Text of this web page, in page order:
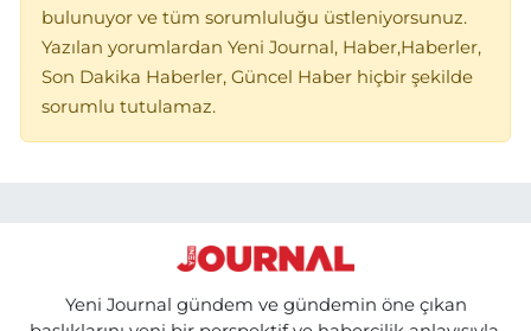
bulunuyor ve tüm sorumluluğu üstleniyorsunuz.
Yazılan yorumlardan Yeni Journal, Haber,Haberler,
Son Dakika Haberler, Güncel Haber hiçbir şekilde
sorumlu tutulamaz.
Yeni Journal gündem ve gündemin öne çıkan